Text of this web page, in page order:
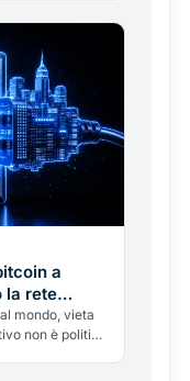
a
la rete
mondo, vieta
non è politico